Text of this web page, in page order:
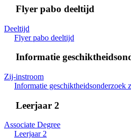
Flyer pabo deeltijd
Deeltijd
Flyer pabo deeltijd
Informatie
Zij-instroom
Informatie geschiktheidsonderzoek
Leerjaar 2
Associate Degree
Leerjaar 2